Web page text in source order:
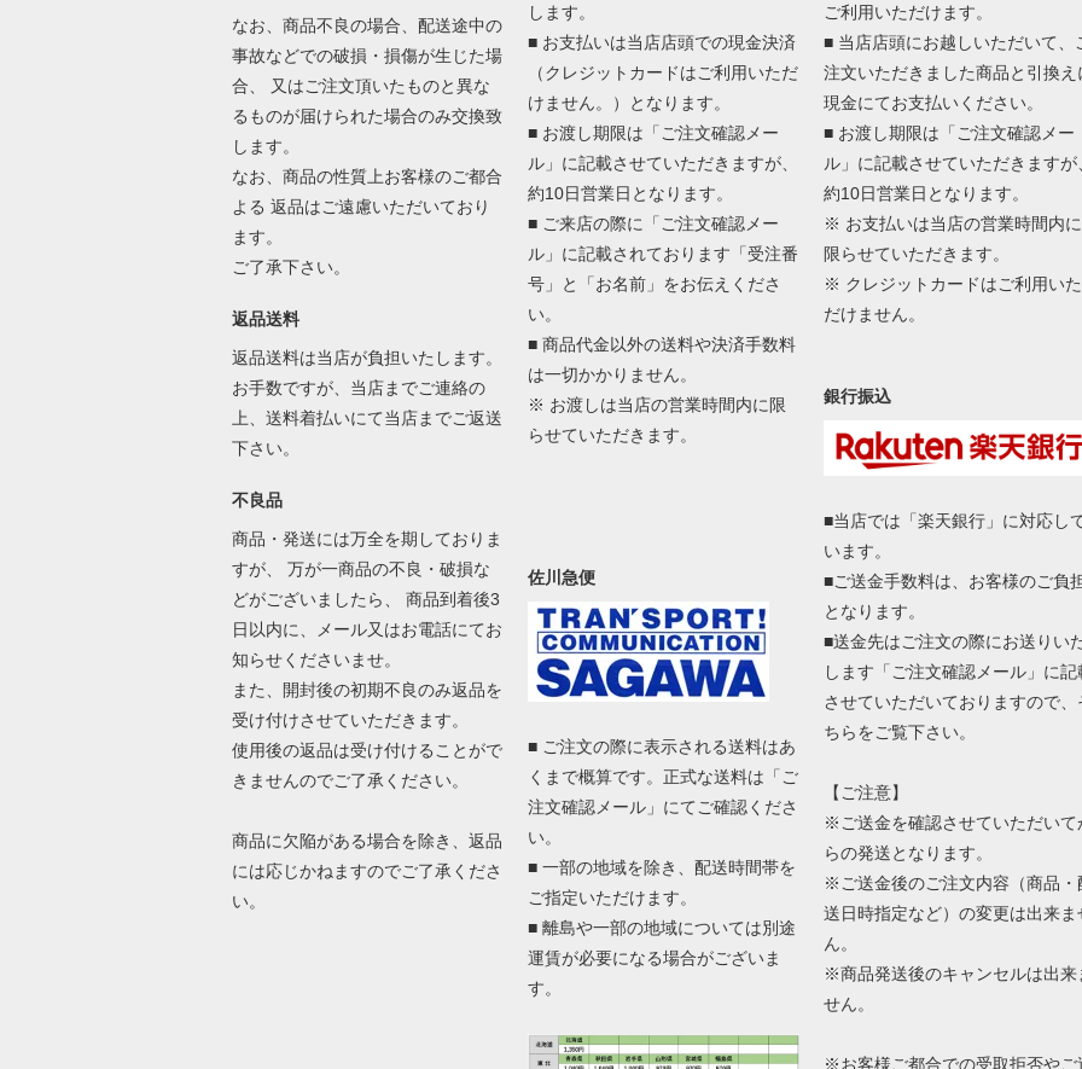
なお、商品不良の場合、配送途中の
事故などでの破損・損傷が生じた場
合、 又はご注文頂いたものと異な
るものが届けられた場合のみ交換致
します。
なお、商品の性質上お客様のご都合
よる 返品はご遠慮いただいており
ます。
ご了承下さい。
返品送料
返品送料は当店が負担いたします。
お手数ですが、当店までご連絡の
上、送料着払いにて当店までご返送
下さい。
不良品
商品・発送には万全を期しておりま
すが、 万が一商品の不良・破損な
どがございましたら、 商品到着後3
日以内に、メール又はお電話にてお
知らせくださいませ。
また、開封後の初期不良のみ返品を
受け付けさせていただきます。
使用後の返品は受け付けることがで
きませんのでご了承ください。
商品に欠陥がある場合を除き、返品
には応じかねますのでご了承くださ
い。
します。
■ お支払いは当店店頭での現金決済
（クレジットカードはご利用いただ
けません。）となります。
■ お渡し期限は「ご注文確認メー
ル」に記載させていただきますが、
約10日営業日となります。
■ ご来店の際に「ご注文確認メー
ル」に記載されております「受注番
号」と「お名前」をお伝えくださ
い。
■ 商品代金以外の送料や決済手数料
は一切かかりません。
※ お渡しは当店の営業時間内に限
らせていただきます。
佐川急便
■ ご注文の際に表示される送料はあ
くまで概算です。正式な送料は「ご
注文確認メール」にてご確認くださ
い。
■ 一部の地域を除き、配送時間帯を
ご指定いただけます。
■ 離島や一部の地域については別途
運賃が必要になる場合がございま
す。
ご利用いただけます。
■ 当店店頭にお越しいただいて、
注文いただきました商品と引換え
現金にてお支払いください。
■ お渡し期限は「ご注文確認メー
ル」に記載させていただきますが
約10日営業日となります。
※ お支払いは当店の営業時間内に
限らせていただきます。
※ クレジットカードはご利用いた
だけません。
銀行振込
■当店では「楽天銀行」に対応し
います。
■ご送金手数料は、お客様のご負
となります。
■送金先はご注文の際にお送りい
します「ご注文確認メール」に記
させていただいておりますので、
ちらをご覧下さい。
【ご注意】
※ご送金を確認させていただいて
らの発送となります。
※ご送金後のご注文内容（商品・
送日時指定など）の変更は出来ま
ん。
※商品発送後のキャンセルは出来
せん。
※お客様ご都合での受取拒否やご